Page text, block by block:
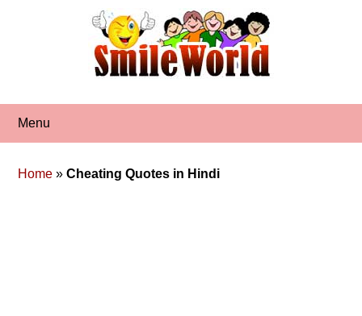
Menu
Home »Cheating Quotes in Hindi